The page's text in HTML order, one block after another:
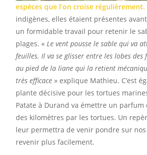
espèces que l’on croise régulièrement.
indigènes, elles étaient présentes
un formidable travail pour retenir le
plages. «Le vent pousse le sable qui va
feuilles. Il va se glisser entre les lobes
au pied de la liane qui la retient
très efficace » explique Mathieu. C’est
plante décisive pour les tortues
Patate à Durand va émettre un parfum
des kilomètres par les tortues. Un
leur permettra de venir pondre sur nos
revenir plus facilement.